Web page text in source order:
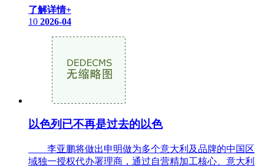
了解详情+
10 2026-04
以色列已不再是过去的以色
李亚鹏将做出申明做为多个意大利及品牌的中国区
域独一授权代办署理商，通过自营精加工核心、意大利